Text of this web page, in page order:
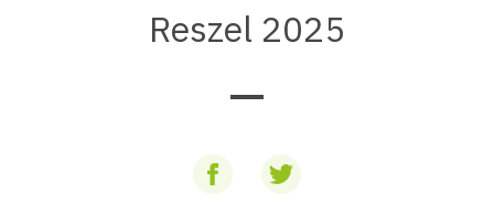
Reszel 2025